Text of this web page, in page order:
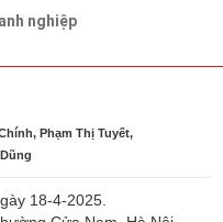
nghiệp
Phạm Thị Tuyết,
18-4-2025.